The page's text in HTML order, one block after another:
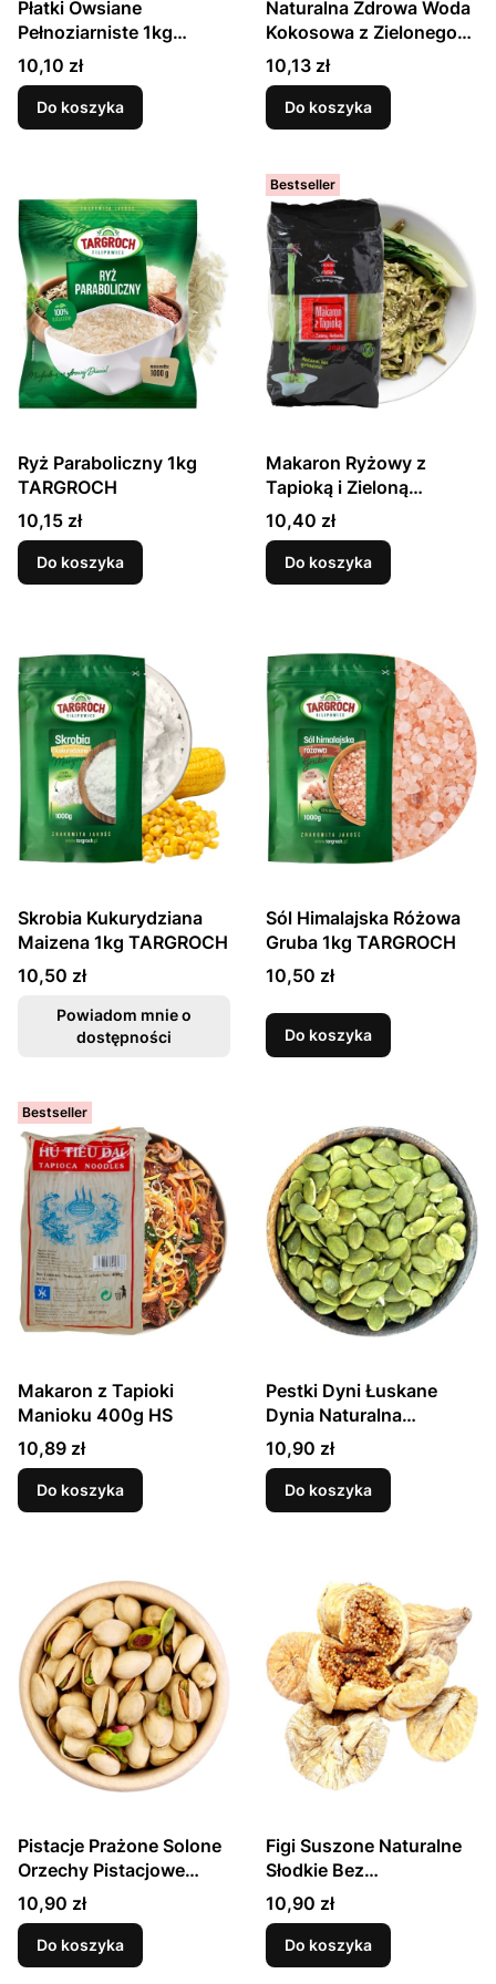
Płatki Owsiane
Pełnoziarniste 1kg
TARGROCH
Cena
10,10 zł
Do koszyka
Naturalna Zdrowa Woda
Kokosowa z Zielonego
Kokosa 100%
Nawodnienie 1000ml 1
Litr VITA
Cena
10,13 zł
Do koszyka
Ryż Paraboliczny 1kg
TARGROCH
Cena
10,15 zł
Do koszyka
Bestseller
Makaron Ryżowy z
Tapioką i Zieloną
Herbatą 200g HOUSE OF
ASIA
Cena
10,40 zł
Do koszyka
Skrobia Kukurydziana
Maizena 1kg TARGROCH
Cena
10,50 zł
Powiadom mnie o
dostępności
Sól Himalajska Różowa
Gruba 1kg TARGROCH
Cena
10,50 zł
Do koszyka
Bestseller
Makaron z Tapioki
Manioku 400g HS
Cena
10,89 zł
Do koszyka
Pestki Dyni Łuskane
Dynia Naturalna
Premium 200g
SKWORCU
Cena
10,90 zł
Do koszyka
Pistacje Prażone Solone
Orzechy Pistacjowe
Premium 100g
SKWORCU
Cena
10,90 zł
Do koszyka
Figi Suszone Naturalne
Słodkie Bez
Konserwantów 200g
SKWORCU
Cena
10,90 zł
Do koszyka